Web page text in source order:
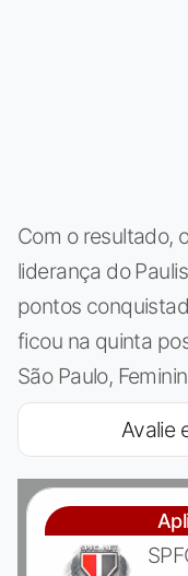
Com o resultado,
liderança do
pontos
ficou na quinta
São Paulo,
Avalie